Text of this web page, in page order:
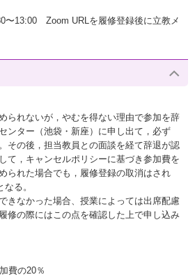
〜13:00 Zoom URLを履修登録後に立教メ
られないが，やむを得ない理由で参加を辞
ンター（池袋・新座）に申し出て，必ず
その後，担当教員との面談を経て辞退が認
て，キャンセルポリシーに基づき参加費を
られた場合でも，履修登録の取消はされ
る。
きなかった場合、授業によっては出席配慮
修の際にはこの点を確認した上で申し込み
費の20％